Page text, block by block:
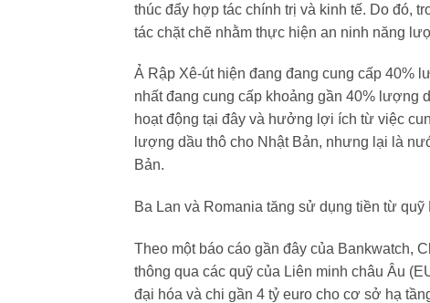
thúc đẩy hợp tác chính trị và kinh tế. Do đó,
tác chặt chẽ nhằm thực hiện an ninh năng
Ả Rập Xê-út hiện đang đang cung cấp 40%
nhất đang cung cấp khoảng gần 40% lượng
hoạt động tại đây và hưởng lợi ích từ việc
lượng dầu thô cho Nhật Bản, nhưng lại là
Bản.
Ba Lan và Romania tăng sử dụng tiền từ quỹ
Theo một báo cáo gần đây của Bankwatch,
thông qua các quỹ của Liên minh châu Âu
đại hóa và chi gần 4 tỷ euro cho cơ sở hạ